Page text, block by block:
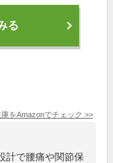
る
をAmazonでチェック >>
計で腰痛や関節保